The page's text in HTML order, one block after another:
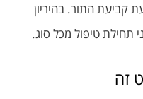
קביעת התור. בהיריון
תחילת טיפול מכל סוג.
זה